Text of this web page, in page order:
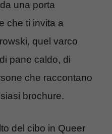
una porta
che ti invita a
quel varco
pane caldo, di
che raccontano
brochure.
del cibo in Queer